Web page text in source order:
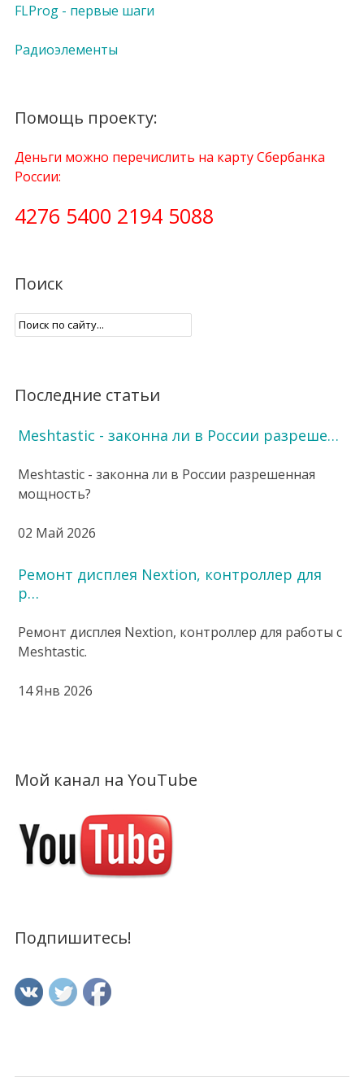
FLProg - первые шаги
Радиоэлементы
Помощь проекту:
Деньги можно перечислить на карту Сбербанка
России:
4276 5400 2194 5088
Поиск
Последние статьи
Meshtastic - законна ли в России разреше…
Meshtastic - законна ли в России разрешенная
мощность?
02 Май 2026
Ремонт дисплея Nextion, контроллер для
р…
Ремонт дисплея Nextion, контроллер для работы с
Meshtastic.
14 Янв 2026
Мой канал на YouTube
Подпишитесь!